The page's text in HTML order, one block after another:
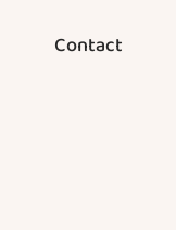
Contact